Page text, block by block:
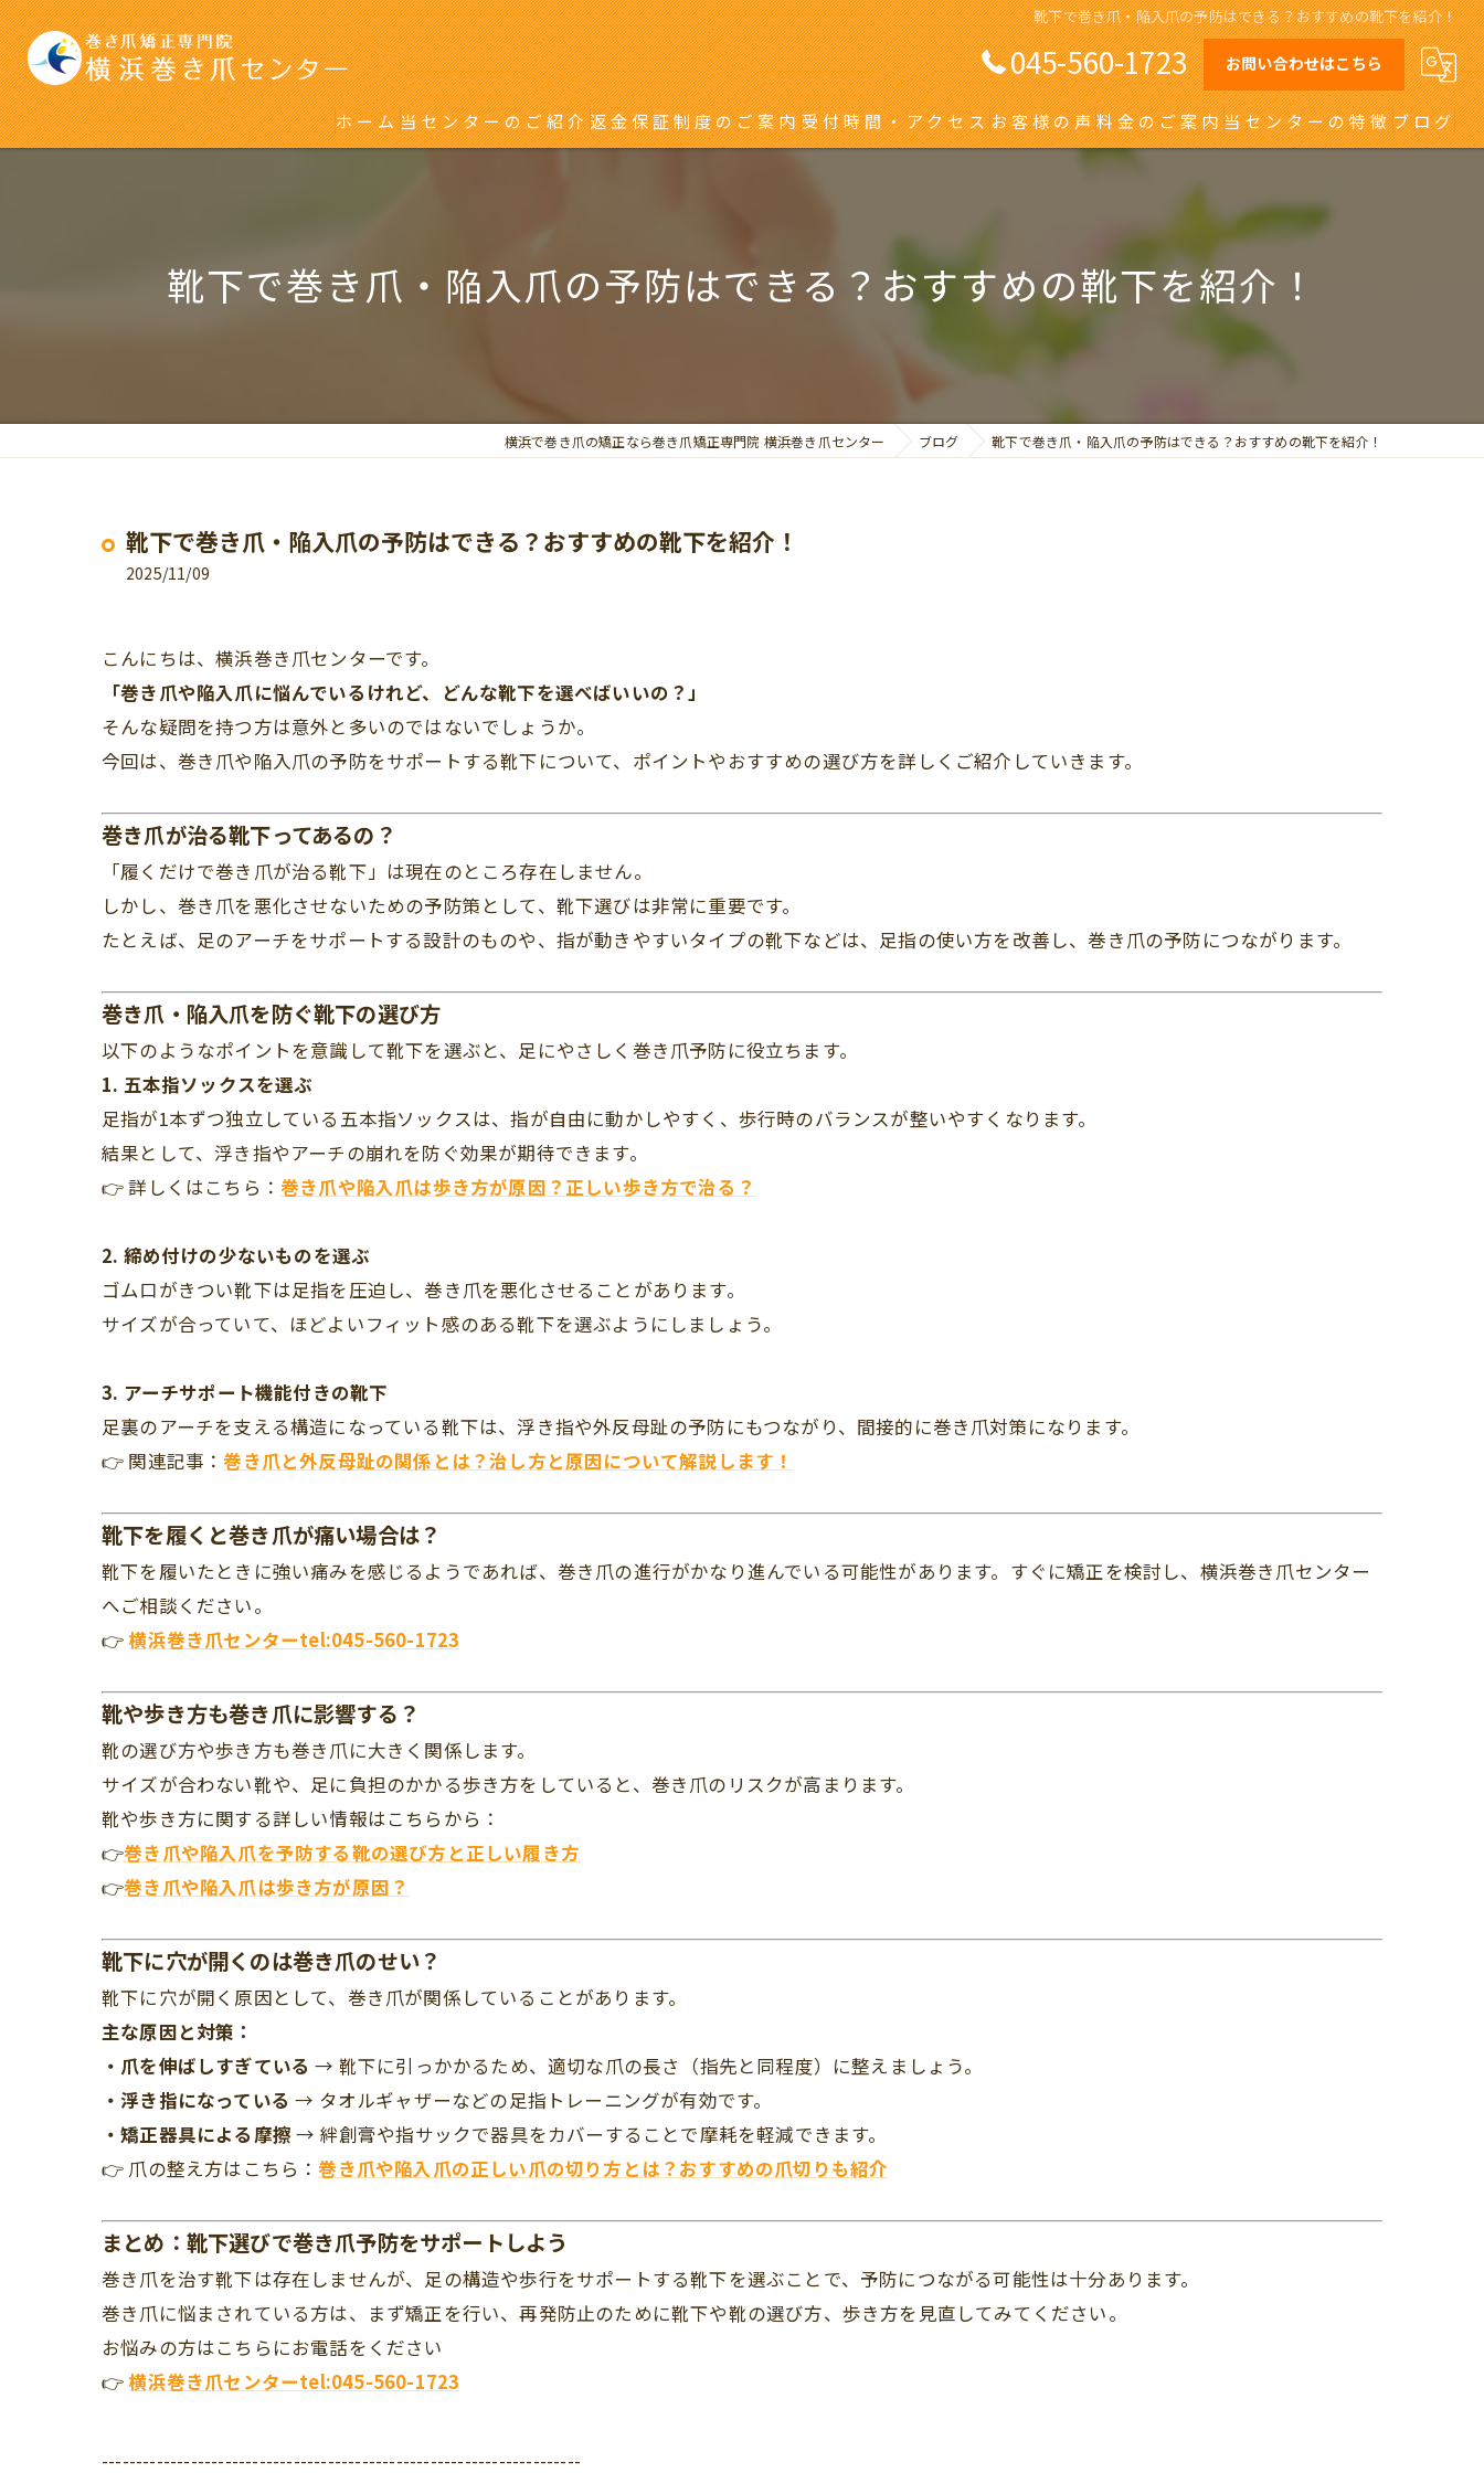
靴下で巻き爪・陥入爪の予防はできる？おすすめの靴下を紹介！
045-560-1723 お問い合わせはこちら
ホーム当センターのご紹介返金保証制度のご案内受付時間・アクセスお客様の声料金のご案内当センターの特徴
日吉の巻き爪
川崎の巻き爪
自由が丘の巻き爪
ブログ
靴下で巻き爪・陥入爪の予防はできる？おすすめの靴下を紹介！
横浜で巻き爪の矯正なら巻き爪矯正専門院 横浜巻き爪センター ブログ 靴下で巻き爪・陥入爪の予防はできる？おすすめの靴下を紹介！
靴下で巻き爪・陥入爪の予防はできる？おすすめの靴下を紹介！
2025/11/09
こんにちは、横浜巻き爪センターです。
「巻き爪や陥入爪に悩んでいるけれど、どんな靴下を選べばいいの？」
そんな疑問を持つ方は意外と多いのではないでしょうか。
今回は、巻き爪や陥入爪の予防をサポートする靴下について、ポイントやおすすめの選び方を詳しくご紹介していきます。
巻き爪が治る靴下ってあるの？
「履くだけで巻き爪が治る靴下」は現在のところ存在しません。
しかし、巻き爪を悪化させないための予防策として、靴下選びは非常に重要です。
たとえば、足のアーチをサポートする設計のものや、指が動きやすいタイプの靴下などは、足指の使い方を改善し、巻き爪の予防につながります。
巻き爪・陥入爪を防ぐ靴下の選び方
以下のようなポイントを意識して靴下を選ぶと、足にやさしく巻き爪予防に役立ちます。
1. 五本指ソックスを選ぶ
足指が1本ずつ独立している五本指ソックスは、指が自由に動かしやすく、歩行時のバランスが整いやすくなります。
結果として、浮き指やアーチの崩れを防ぐ効果が期待できます。
👉 詳しくはこちら： 巻き爪や陥入爪は歩き方が原因？正しい歩き方で治る？
2. 締め付けの少ないものを選ぶ
ゴム口がきつい靴下は足指を圧迫し、巻き爪を悪化させることがあります。
サイズが合っていて、ほどよいフィット感のある靴下を選ぶようにしましょう。
3. アーチサポート機能付きの靴下
足裏のアーチを支える構造になっている靴下は、浮き指や外反母趾の予防にもつながり、間接的に巻き爪対策になります。
👉 関連記事：巻き爪と外反母趾の関係とは？治し方と原因について解説します！
靴下を履くと巻き爪が痛い場合は？
靴下を履いたときに強い痛みを感じるようであれば、巻き爪の進行がかなり進んでいる可能性があります。すぐに矯正を検討し、横浜巻き爪センター
へご相談ください。
👉横浜巻き爪センターtel:045-560-1723
靴や歩き方も巻き爪に影響する？
靴の選び方や歩き方も巻き爪に大きく関係します。
サイズが合わない靴や、足に負担のかかる歩き方をしていると、巻き爪のリスクが高まります。
靴や歩き方に関する詳しい情報はこちらから：
👉巻き爪や陥入爪を予防する靴の選び方と正しい履き方
👉巻き爪や陥入爪は歩き方が原因？
靴下に穴が開くのは巻き爪のせい？
靴下に穴が開く原因として、巻き爪が関係していることがあります。
主な原因と対策：
・爪を伸ばしすぎている → 靴下に引っかかるため、適切な爪の長さ（指先と同程度）に整えましょう。
・浮き指になっている → タオルギャザーなどの足指トレーニングが有効です。
・矯正器具による摩擦 → 絆創膏や指サックで器具をカバーすることで摩耗を軽減できます。
👉 爪の整え方はこちら：巻き爪や陥入爪の正しい爪の切り方とは？おすすめの爪切りも紹介
まとめ：靴下選びで巻き爪予防をサポートしよう
巻き爪を治す靴下は存在しませんが、足の構造や歩行をサポートする靴下を選ぶことで、予防につながる可能性は十分あります。
巻き爪に悩まされている方は、まず矯正を行い、再発防止のために靴下や靴の選び方、歩き方を見直してみてください。
お悩みの方はこちらにお電話をください
👉横浜巻き爪センターtel:045-560-1723
----------------------------------------------------------------------